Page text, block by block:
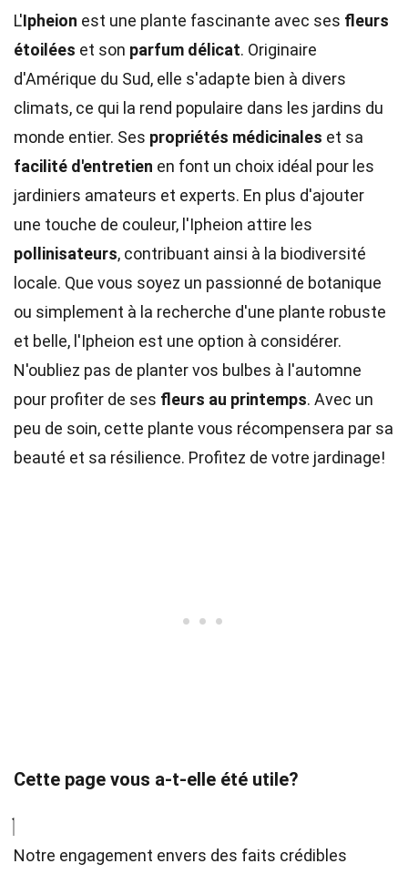
L'Ipheion est une plante fascinante avec ses fleurs
étoilées et son parfum délicat. Originaire
d'Amérique du Sud, elle s'adapte bien à divers
climats, ce qui la rend populaire dans les jardins du
monde entier. Ses propriétés médicinales et sa
facilité d'entretien en font un choix idéal pour les
jardiniers amateurs et experts. En plus d'ajouter
une touche de couleur, l'Ipheion attire les
pollinisateurs, contribuant ainsi à la biodiversité
locale. Que vous soyez un passionné de botanique
ou simplement à la recherche d'une plante robuste
et belle, l'Ipheion est une option à considérer.
N'oubliez pas de planter vos bulbes à l'automne
pour profiter de ses fleurs au printemps. Avec un
peu de soin, cette plante vous récompensera par sa
beauté et sa résilience. Profitez de votre jardinage!
Cette page vous a-t-elle été utile?
Notre engagement envers des faits crédibles